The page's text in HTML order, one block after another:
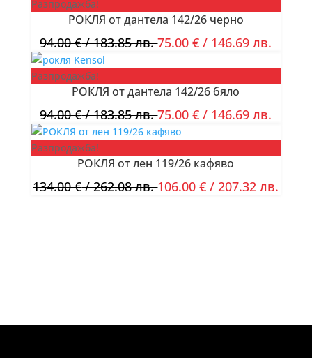
Разпродажба!
РОКЛЯ от дантела 142/26 черно
94.00€/ 183.85 лв.75.00€ / 146.69 лв.
Разпродажба!
РОКЛЯ от дантела 142/26 бяло
94.00€/ 183.85 лв.75.00€ / 146.69 лв.
Разпродажба!
РОКЛЯ от лен 119/26 кафяво
134.00€/ 262.08 лв.106.00€ / 207.32 лв.